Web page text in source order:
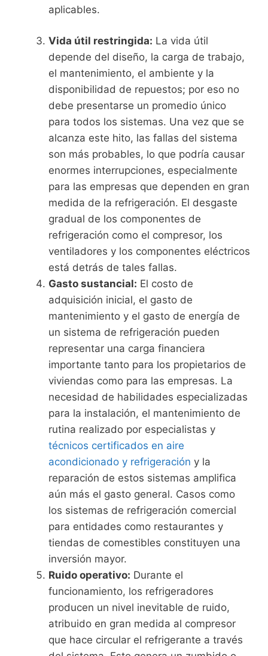
aplicables.
Vida útil restringida: La vida útil
depende del diseño, la carga de trabajo,
el mantenimiento, el ambiente y la
disponibilidad de repuestos; por eso no
debe presentarse un promedio único
para todos los sistemas. Una vez que se
alcanza este hito, las fallas del sistema
son más probables, lo que podría causar
enormes interrupciones, especialmente
para las empresas que dependen en gran
medida de la refrigeración. El desgaste
gradual de los componentes de
refrigeración como el compresor, los
ventiladores y los componentes eléctricos
está detrás de tales fallas.
Gasto sustancial: El costo de
adquisición inicial, el gasto de
mantenimiento y el gasto de energía de
un sistema de refrigeración pueden
representar una carga financiera
importante tanto para los propietarios de
viviendas como para las empresas. La
necesidad de habilidades especializadas
para la instalación, el mantenimiento de
rutina realizado por especialistas y
técnicos certificados en aire
acondicionado y refrigeración y la
reparación de estos sistemas amplifica
aún más el gasto general. Casos como
los sistemas de refrigeración comercial
para entidades como restaurantes y
tiendas de comestibles constituyen una
inversión mayor.
Ruido operativo: Durante el
funcionamiento, los refrigeradores
producen un nivel inevitable de ruido,
atribuido en gran medida al compresor
que hace circular el refrigerante a través